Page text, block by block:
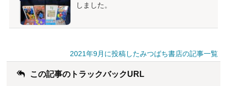
しました。
2021年9月に投稿したみつばち書店の記事一覧
この記事のトラックバックURL